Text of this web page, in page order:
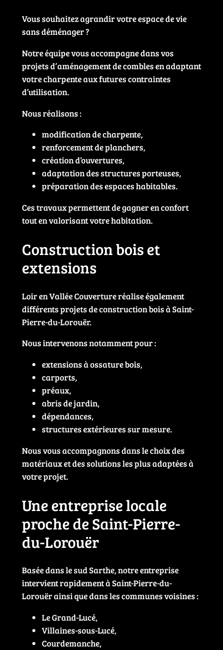
Vous souhaitez agrandir votre espace de vie
sans déménager ?
Notre équipe vous accompagne dans vos
projets d’aménagement de combles en adaptant
votre charpente aux futures contraintes
d’utilisation.
Nous réalisons :
modification de charpente,
renforcement de planchers,
création d’ouvertures,
adaptation des structures porteuses,
préparation des espaces habitables.
Ces travaux permettent de gagner en confort
tout en valorisant votre habitation.
Construction bois et
extensions
Loir en Vallée Couverture réalise également
différents projets de construction bois à Saint-
Pierre-du-Lorouër.
Nous intervenons notamment pour :
extensions à ossature bois,
carports,
préaux,
abris de jardin,
dépendances,
structures extérieures sur mesure.
Nous vous accompagnons dans le choix des
matériaux et des solutions les plus adaptées à
votre projet.
Une entreprise locale
proche de Saint-Pierre-
du-Lorouër
Basée dans le sud Sarthe, notre entreprise
intervient rapidement à Saint-Pierre-du-
Lorouër ainsi que dans les communes voisines :
Le Grand-Lucé,
Villaines-sous-Lucé,
Courdemanche,